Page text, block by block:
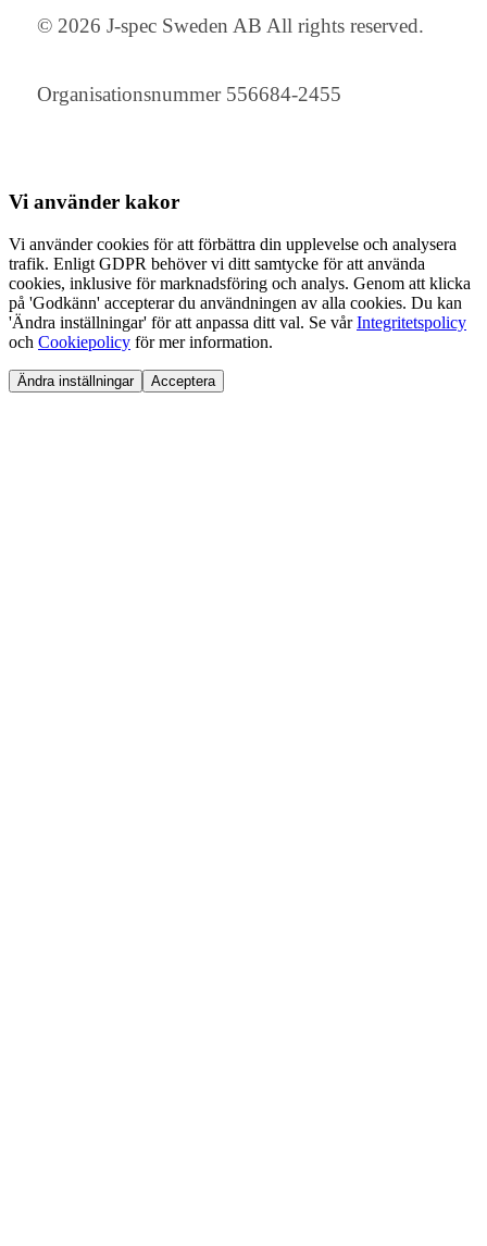
© 2026 J-spec Sweden AB All rights reserved.
Organisationsnummer 556684-2455
Vi använder kakor
Vi använder cookies för att förbättra din upplevelse och analysera
trafik. Enligt GDPR behöver vi ditt samtycke för att använda
cookies, inklusive för marknadsföring och analys. Genom att klicka
på 'Godkänn' accepterar du användningen av alla cookies. Du kan
'Ändra inställningar' för att anpassa ditt val. Se vårIntegritetspolicy
och Cookiepolicy för mer information.
Ändra inställningar Acceptera